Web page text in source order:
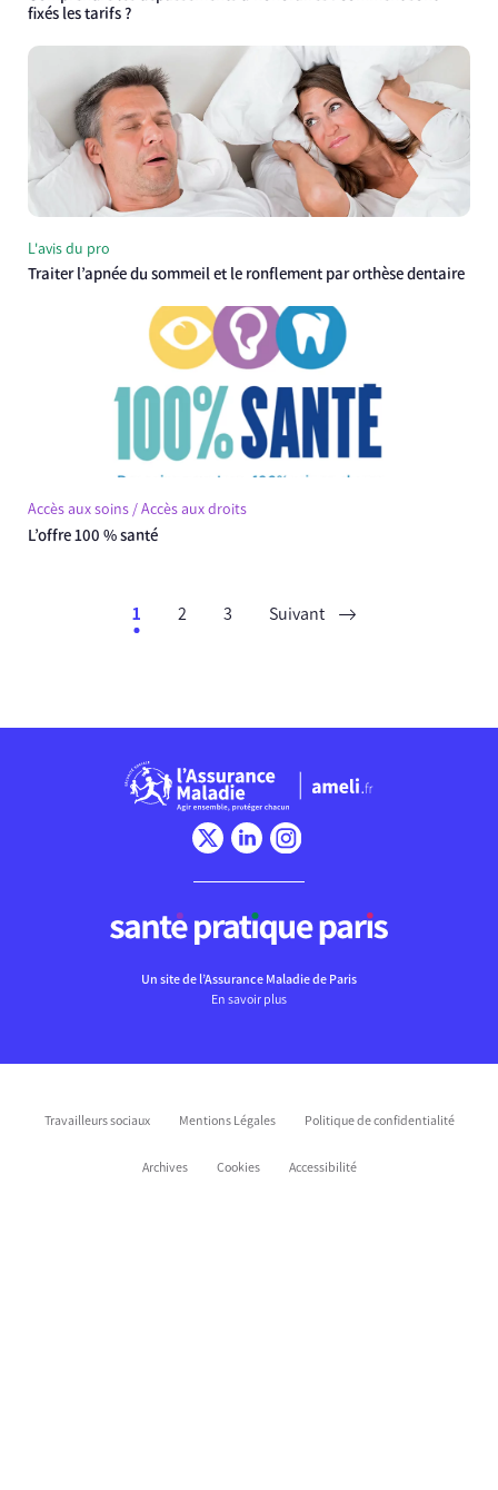
fixés les tarifs ?
L'avis du pro
Traiter l’apnée du sommeil et le ronflement par orthèse dentaire
Accès aux soins / Accès aux droits
L’offre 100 % santé
1 2 3 Suivant
Un site de l’Assurance Maladie de Paris
En savoir plus
Travailleurs sociaux Mentions Légales Politique de confidentialité
Archives Cookies Accessibilité